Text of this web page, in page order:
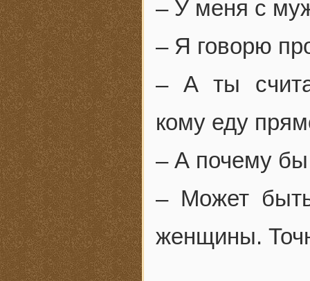
– У меня с
– Я говорю
– А ты
кому еду
– А почему бы
– Может
женщины.